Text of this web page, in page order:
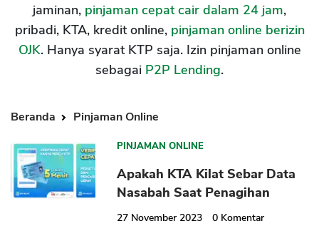
jaminan, pinjaman cepat cair dalam 24 jam,
pribadi, KTA, kredit online, pinjaman online berizin
OJK. Hanya syarat KTP saja. Izin pinjaman online
sebagai P2P Lending.
Beranda Pinjaman Online
PINJAMAN ONLINE
Apakah KTA Kilat Sebar Data
Nasabah Saat Penagihan
27 November 2023 0 Komentar